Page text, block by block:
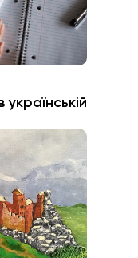
українській